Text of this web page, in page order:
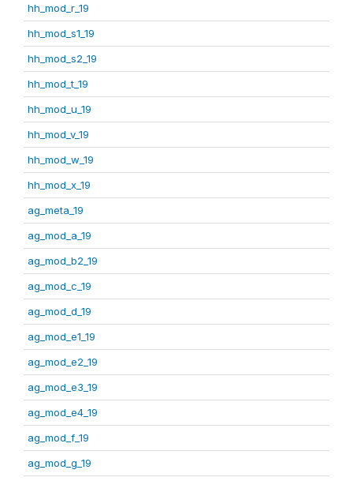
hh_mod_r_19
hh_mod_s1_19
hh_mod_s2_19
hh_mod_t_19
hh_mod_u_19
hh_mod_v_19
hh_mod_w_19
hh_mod_x_19
ag_meta_19
ag_mod_a_19
ag_mod_b2_19
ag_mod_c_19
ag_mod_d_19
ag_mod_e1_19
ag_mod_e2_19
ag_mod_e3_19
ag_mod_e4_19
ag_mod_f_19
ag_mod_g_19